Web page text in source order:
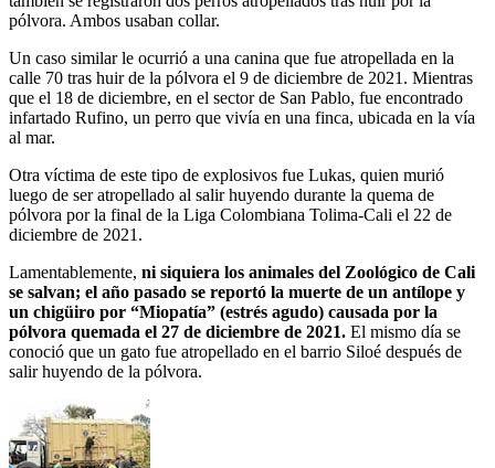
pólvora. Ambos usaban collar.
Un caso similar le ocurrió a una canina que fue atropellada en la
calle 70 tras huir de la pólvora el 9 de diciembre de 2021. Mientras
que el 18 de diciembre, en el sector de San Pablo, fue encontrado
infartado Rufino, un perro que vivía en una finca, ubicada en la vía
al mar.
Otra víctima de este tipo de explosivos fue Lukas, quien murió
luego de ser atropellado al salir huyendo durante la quema de
pólvora por la final de la Liga Colombiana Tolima-Cali el 22 de
diciembre de 2021.
Lamentablemente, ni siquiera los animales del Zoológico de Cali
se salvan; el año pasado se reportó la muerte de un antílope y
un chigüiro por “Miopatía” (estrés agudo) causada por la
pólvora quemada el 27 de diciembre de 2021. El mismo día se
conoció que un gato fue atropellado en el barrio Siloé después de
salir huyendo de la pólvora.